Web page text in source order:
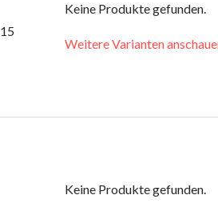
Keine Produkte gefunden.
Weitere Varianten
Keine Produkte gefunden.